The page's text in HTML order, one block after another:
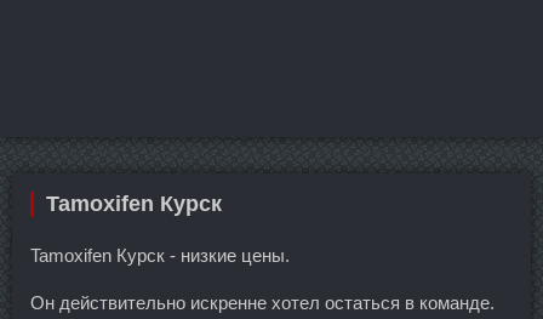
Tamoxifen Курск
Tamoxifen Курск - низкие цены.
Он действительно искренне хотел остаться в команде.